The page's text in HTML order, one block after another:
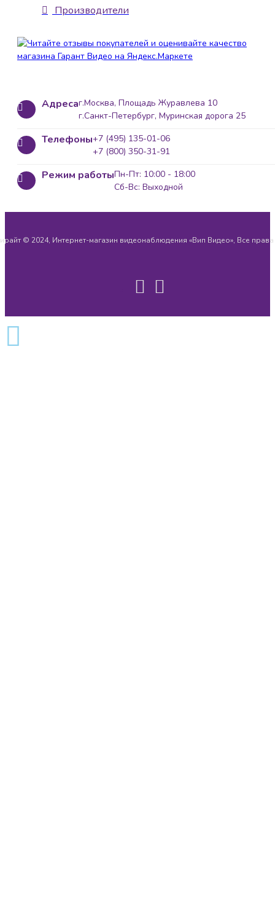
Производители
Адресаг.Москва, Площадь Журавлева 10
г.Санкт-Петербург, Муринская дорога 25
Телефоны+7 (495) 135-01-06
+7 (800) 350-31-91
Режим работыПн-Пт: 10:00 - 18:00
Сб-Вс: Выходной
© 2024, Интернет-магазин видеонаблюдения «Вип Видео», Все